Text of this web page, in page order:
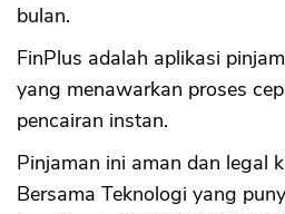
bulan.
FinPlus adalah aplikasi
yang menawarkan proses
pencairan instan.
Pinjaman ini aman dan legal
Bersama Teknologi yang